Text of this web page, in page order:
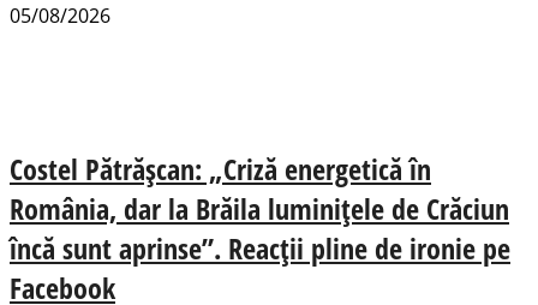
05/08/2026
Costel Pătrășcan: „Criză energetică în
România, dar la Brăila luminițele de Crăciun
încă sunt aprinse”. Reacții pline de ironie pe
Facebook